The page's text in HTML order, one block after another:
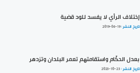
إختلاف الرأي لا يفسد للود قضية
تاريخ النشر :2019-06-19
بعدل الحكّام واستقامتهم تعمر البلدان وتزدهر
تاريخ النشر :2023-10-23